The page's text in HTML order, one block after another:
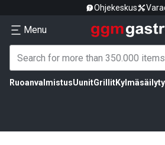
Ohjekeskus
Menu
RuoanvalmistusUunitGrillit